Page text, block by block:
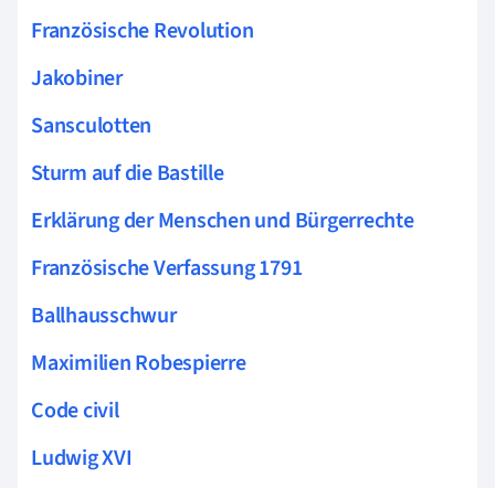
Französische Revolution
Jakobiner
Sansculotten
Sturm auf die Bastille
Erklärung der Menschen und Bürgerrechte
Französische Verfassung 1791
Ballhausschwur
Maximilien Robespierre
Code civil
Ludwig XVI